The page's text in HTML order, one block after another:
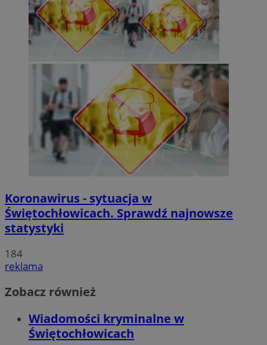
Koronawirus - sytuacja w
Świętochłowicach. Sprawdź najnowsze
statystyki
184
reklama
Zobacz również
Wiadomości kryminalne w
Świętochłowicach